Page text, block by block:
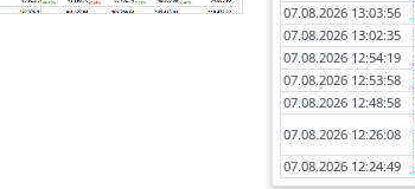
07.08.2026 13:03:56
07.08.2026 13:02:35
07.08.2026 12:54:19
07.08.2026 12:53:58
07.08.2026 12:48:58
07.08.2026 12:26:08
07.08.2026 12:24:49